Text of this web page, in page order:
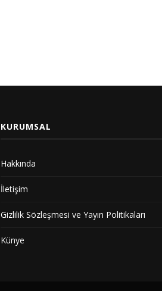
KURUMSAL
Hakkında
İletişim
Gizlilik Sözleşmesi ve Yayın Politikaları
Künye